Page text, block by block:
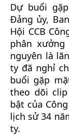
Dự buổi
Đảng ủy,
Hội CCB
phân
nguyên là
ty đã nghỉ
buổi gặp
theo dõi
bật của
lịch sử 34
ty.